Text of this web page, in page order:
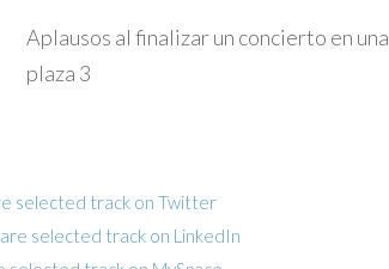
Aplausos al finalizar un concierto en una
plaza 3